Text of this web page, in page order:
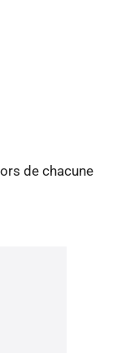
de chacune